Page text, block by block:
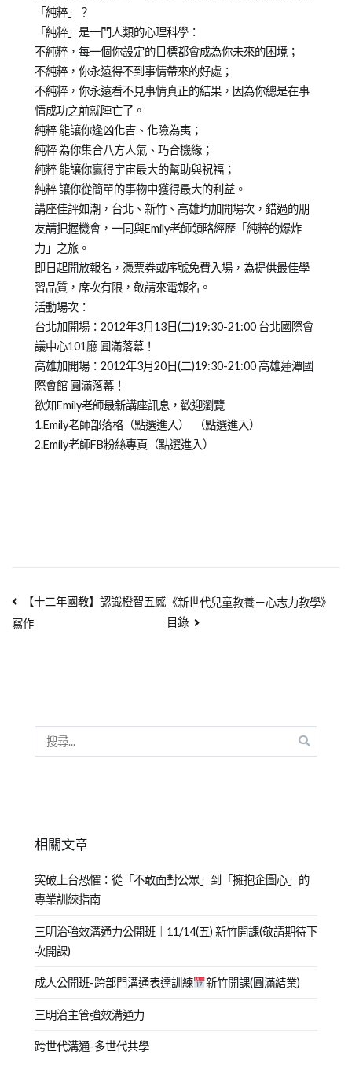
「純粹」？
「純粹」是一門人類的心理科學：
不純粹，每一個你設定的目標都會成為你未來的困境；
不純粹，你永遠得不到事情帶來的好處；
不純粹，你永遠看不見事情真正的結果，因為你總是在事
情成功之前就陣亡了。
純粹 能讓你逢凶化吉、化險為夷；
純粹 為你集合八方人氣、巧合機緣；
純粹 能讓你贏得宇宙最大的幫助與祝福；
純粹 讓你從簡單的事物中獲得最大的利益。
講座佳評如潮，台北、新竹、高雄均加開場次，錯過的朋
友請把握機會，一同與Emily老師領略經歷「純粹的爆炸
力」之旅。
即日起開放報名，憑票券或序號免費入場，為提供最佳學
習品質，席次有限，敬請來電報名。
活動場次：
台北加開場：2012年3月13日(二)19:30-21:00 台北國際會
議中心101廳 圓滿落幕！
高雄加開場：2012年3月20日(二)19:30-21:00 高雄蓮潭國
際會館 圓滿落幕！
欲知Emily老師最新講座訊息，歡迎瀏覽
1.Emily老師部落格（點選進入） （點選進入）
2.Emily老師FB粉絲專頁（點選進入）
【十二年國教】認識橙智五感
寫作
《新世代兒童教養－心志力教學》
目錄
相關文章
突破上台恐懼：從「不敢面對公眾」到「擁抱企圖心」的
專業訓練指南
三明治強效溝通力公開班｜11/14(五) 新竹開課(敬請期待下
次開課)
成人公開班-跨部門溝通表達訓練 新竹開課(圓滿結業)
三明治主管強效溝通力
跨世代溝通-多世代共學